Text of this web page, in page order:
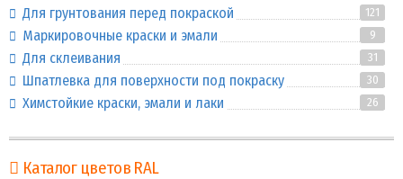
Для грунтования перед покраской 121
Маркировочные краски и эмали 9
Для склеивания 31
Шпатлевка для поверхности под покраску 30
Химстойкие краски, эмали и лаки 26
Каталог цветов RAL